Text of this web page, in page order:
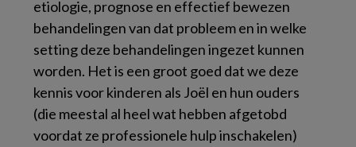
etiologie, prognose en effectief bewezen
behandelingen van dat probleem en in welke
setting deze behandelingen ingezet kunnen
worden. Het is een groot goed dat we deze
kennis voor kinderen als Joël en hun ouders
(die meestal al heel wat hebben afgetobd
voordat ze professionele hulp inschakelen)